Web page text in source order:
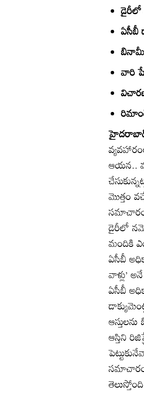
డైరీలో
ఏసీబీ
వారి
ఆయన..
మొత్తం
డైరీలో
మందికి
ఏసీబీ
వాళ్లు’
ఏసీబీ
ఆస్తిని
సమాచారం.